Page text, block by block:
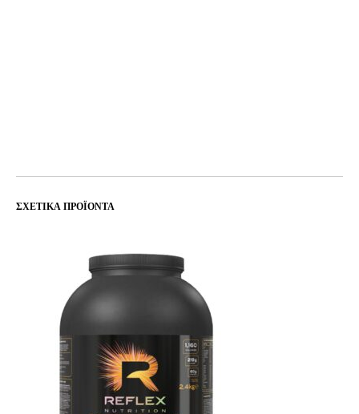
ΣΧΕΤΙΚΆ ΠΡΟΪΌΝΤΑ